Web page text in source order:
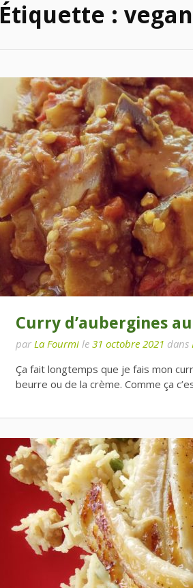
Étiquette : vegan
Curry d’aubergines
par La Fourmi le 31 octobre 2021 dans
Ça fait longtemps que je fais mon
beurre ou de la crème. Comme ça